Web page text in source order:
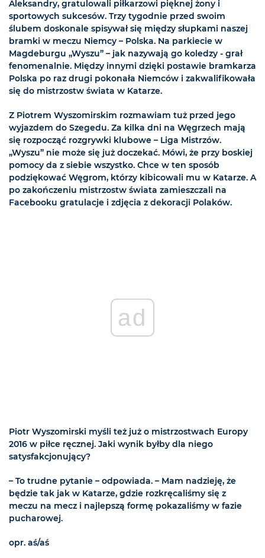
Aleksandry, gratulowali piłkarzowi pięknej żony i
sportowych sukcesów. Trzy tygodnie przed swoim
ślubem doskonale spisywał się między słupkami naszej
bramki w meczu Niemcy – Polska. Na parkiecie w
Magdeburgu „Wyszu” – jak nazywają go koledzy - grał
fenomenalnie. Między innymi dzięki postawie bramkarza
Polska po raz drugi pokonała Niemców i zakwalifikowała
się do mistrzostw świata w Katarze.
Z Piotrem Wyszomirskim rozmawiam tuż przed jego
wyjazdem do Szegedu. Za kilka dni na Węgrzech mają
się rozpocząć rozgrywki klubowe – Liga Mistrzów.
„Wyszu” nie może się już doczekać. Mówi, że przy boskiej
pomocy da z siebie wszystko. Chce w ten sposób
podziękować Węgrom, którzy kibicowali mu w Katarze. A
po zakończeniu mistrzostw świata zamieszczali na
Facebooku gratulacje i zdjęcia z dekoracji Polaków.
ad
Piotr Wyszomirski myśli też już o mistrzostwach Europy
2016 w piłce ręcznej. Jaki wynik byłby dla niego
satysfakcjonujący?
– To trudne pytanie – odpowiada. – Mam nadzieję, że
będzie tak jak w Katarze, gdzie rozkręcaliśmy się z
meczu na mecz i najlepszą formę pokazaliśmy w fazie
pucharowej.
opr. aś/aś